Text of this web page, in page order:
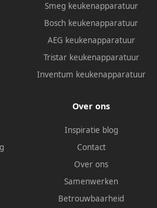
Smeg keukenapparatuur
Bosch keukenapparatuur
AEG keukenapparatuur
Tristar keukenapparatuur
Inventum keukenapparatuur
Over ons
Inspiratie blog
Contact
Over ons
Samenwerken
Betrouwbaarheid